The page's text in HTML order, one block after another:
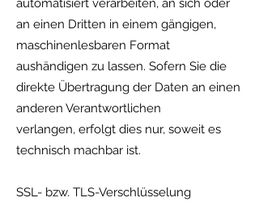
automatisiert verarbeiten, an sich oder
an einen Dritten in einem gängigen,
maschinenlesbaren Format
aushändigen zu lassen. Sofern Sie die
direkte Übertragung der Daten an einen
anderen Verantwortlichen
verlangen, erfolgt dies nur, soweit es
technisch machbar ist.
SSL- bzw. TLS-Verschlüsselung